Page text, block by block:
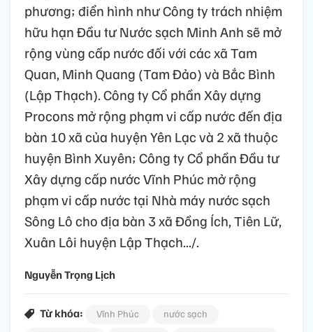
phương; điển hình như Công ty trách nhiệm
hữu hạn Đầu tư Nước sạch Minh Anh sẽ mở
rộng vùng cấp nước đối với các xã Tam
Quan, Minh Quang (Tam Đảo) và Bắc Bình
(Lập Thạch). Công ty Cổ phần Xây dựng
Procons mở rộng phạm vi cấp nước đến địa
bàn 10 xã của huyện Yên Lạc và 2 xã thuộc
huyện Bình Xuyên; Công ty Cổ phần Đầu tư
Xây dựng cấp nước Vĩnh Phúc mở rộng
phạm vi cấp nước tại Nhà máy nước sạch
Sông Lô cho địa bàn 3 xã Đồng Ích, Tiên Lữ,
Xuân Lôi huyện Lập Thạch.../.
Nguyễn Trọng Lịch
Từ khóa: Vĩnh Phúc
nước sạch